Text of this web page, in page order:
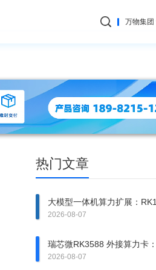
万物集团
热门文章
大模型一体机算力扩展：
构方案拆解
2026-08-07
瑞芯微RK3588 外接算力卡
RK1820、LQ50 该上哪一张
2026-08-07